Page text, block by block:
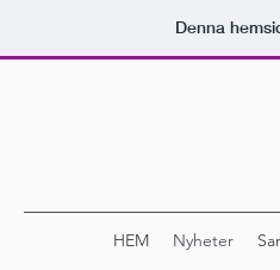
Denna
HEM Nyheter